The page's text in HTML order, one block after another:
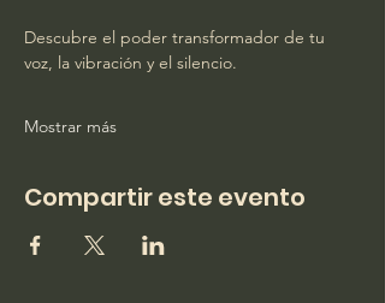
Descubre el poder transformador de tu
voz, la vibración y el silencio.
Mostrar más
Compartir este evento